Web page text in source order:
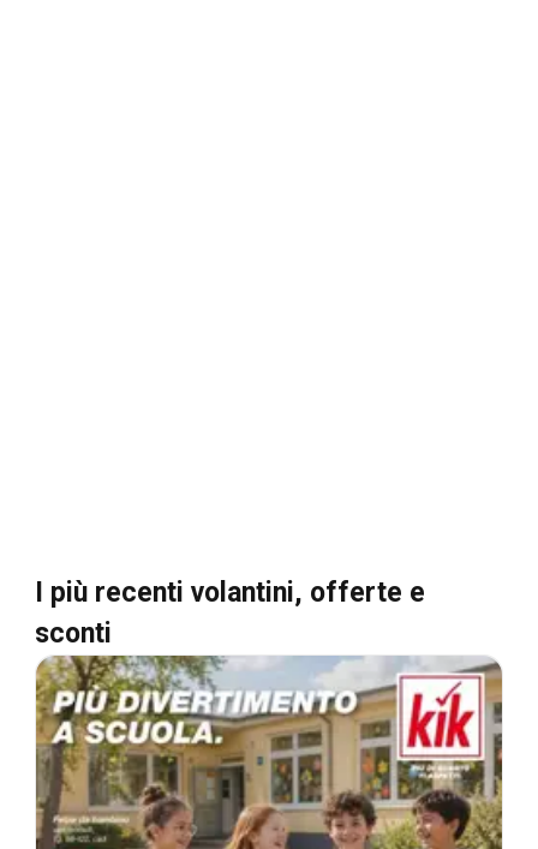
I più recenti volantini, offerte e
sconti